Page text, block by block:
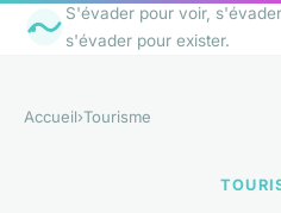
S'évader pour voir,
s'évader pour exister.
Accueil›Tourisme